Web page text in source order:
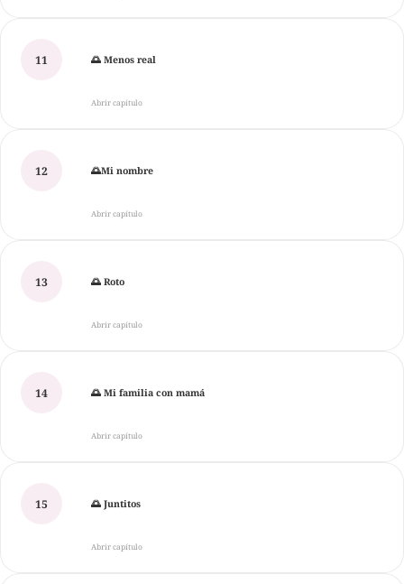
11 🌅 Menos real
Abrir capítulo
12 🌅Mi nombre
Abrir capítulo
13 🌅 Roto
Abrir capítulo
14 🌅 Mi familia con mamá
Abrir capítulo
15 🌅 Juntitos
Abrir capítulo